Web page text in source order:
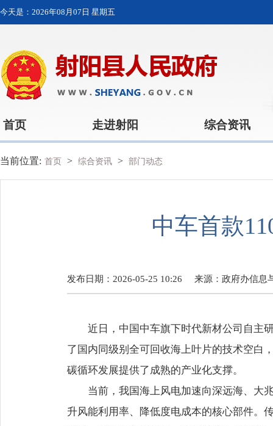
今天是： 2026年08月07日 星期五
首页 走进射阳 综合资讯
当前位置: 首页 > 综合资讯 > 部门动态
中车首款
发布日期：2026-05-25 10:26 来源： 政府办信息
近日，中国中车旗下时代新材公司自主研
了国内同级别全可回收海上叶片的技术空白
碳循环发展提供了成熟的产业化支撑。
当前，我国海上风电加速向深远海、大兆
升风能利用率、降低度电成本的核心部件。